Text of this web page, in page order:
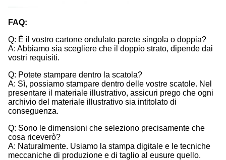
FAQ:
Q: È il vostro cartone ondulato parete singola o doppia?
A: Abbiamo sia scegliere che il doppio strato, dipende dai
vostri requisiti.
Q: Potete stampare dentro la scatola?
A: Sì, possiamo stampare dentro delle vostre scatole. Nel
presentare il materiale illustrativo, assicuri prego che ogni
archivio del materiale illustrativo sia intitolato di
conseguenza.
Q: Sono le dimensioni che seleziono precisamente che
cosa riceverò?
A: Naturalmente. Usiamo la stampa digitale e le tecniche
meccaniche di produzione e di taglio al eusure quello.